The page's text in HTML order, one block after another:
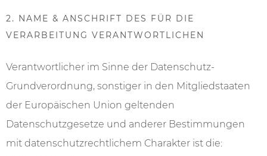
2. NAME & ANSCHRIFT DES FÜR DIE
VERARBEITUNG VERANTWORTLICHEN
Verantwortlicher im Sinne der Datenschutz-
Grundverordnung, sonstiger in den Mitgliedstaaten
der Europäischen Union geltenden
Datenschutzgesetze und anderer Bestimmungen
mit datenschutzrechtlichem Charakter ist die: